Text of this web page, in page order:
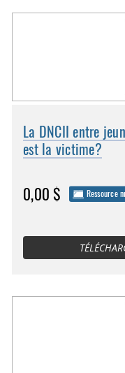
La DNCII entre
est la victime?
0,00 $ Ressource